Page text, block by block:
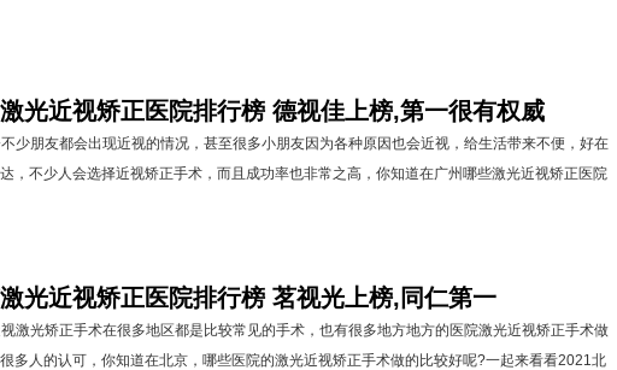
光近视矫正医院排行榜 德视佳上榜,第一很有权威
朋友都会出现近视的情况，甚至很多小朋友因为各种原因也会近视，给生活带来不便，好在
，不少人会选择近视矫正手术，而且成功率也非常之高，你知道在广州哪些激光近视矫正医院
光近视矫正医院排行榜 茗视光上榜,同仁第一
光矫正手术在很多地区都是比较常见的手术，也有很多地方地方的医院激光近视矫正手术做
多人的认可，你知道在北京，哪些医院的激光近视矫正手术做的比较好呢?一起来看看2021北